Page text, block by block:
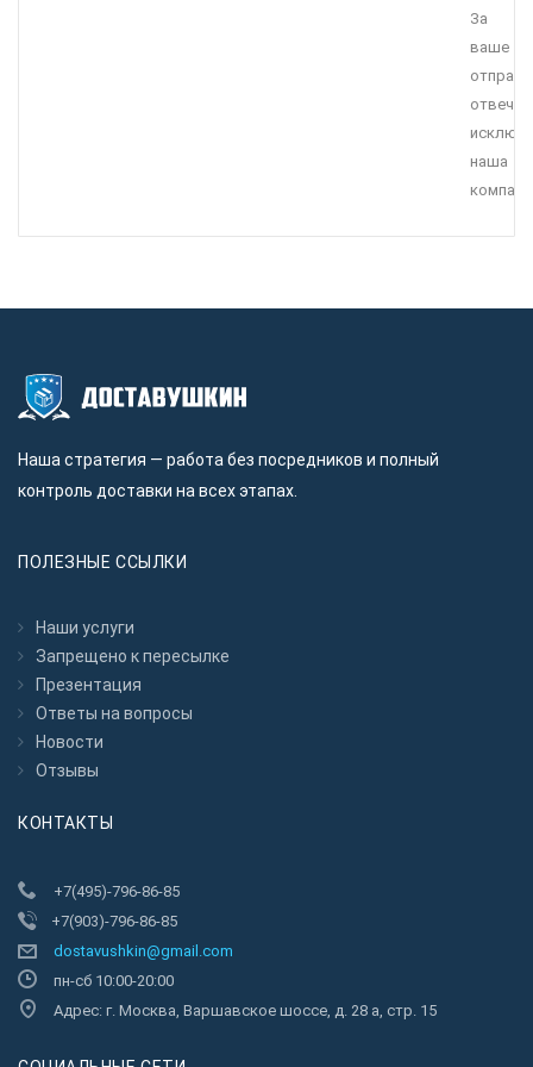
За
ваше
наша
Наша стратегия — работа без посредников и полный
контроль доставки на всех этапах.
ПОЛЕЗНЫЕ ССЫЛКИ
Наши услуги
Запрещено к пересылкe
Презентация
Ответы на вопросы
Новости
Отзывы
КОНТАКТЫ
+7(495)-796-86-85
+7(903)-796-86-85
dostavushkin@gmail.com
пн-сб 10:00-20:00
Адрес: г. Москва, Варшавское шоссе, д. 28 а, стр. 15